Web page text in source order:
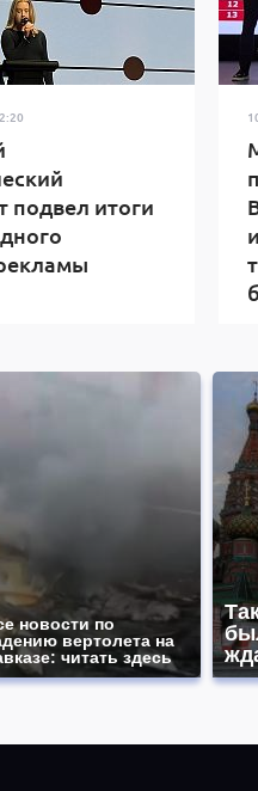
подвел итоги
новости по
вертолета на
читать здесь